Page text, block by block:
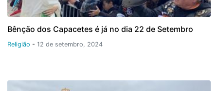
Bênção dos Capacetes é já no dia 22 de Setembro
Religião - 12 de setembro, 2024